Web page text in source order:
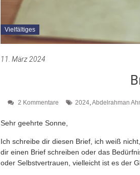
Vielfältiges
11. März 2024
2 Kommentare 2024, Abdelrahman
Sehr geehrte Sonne,
Ich schreibe dir diesen Brief, ich weiß
dir einen Brief schreiben oder das
oder Selbstvertrauen, vielleicht ist es der